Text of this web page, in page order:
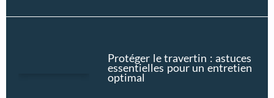
Protéger le travertin : astuces
essentielles pour un entretien
optimal